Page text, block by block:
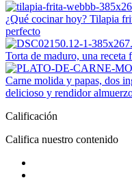
¿Qué cocinar hoy? Tilapia
perfecto
Torta de maduro, una receta
Carne molida y papas, dos
delicioso y rendidor
Calificación
Califica nuestro contenido